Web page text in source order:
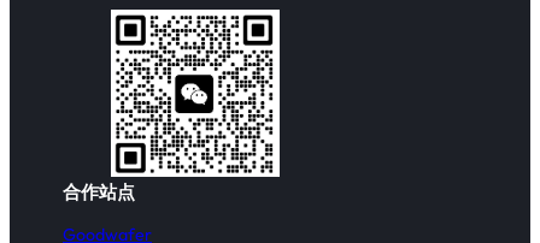
合作站点
Goodwafer